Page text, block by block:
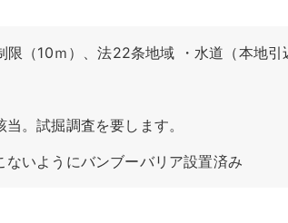
限（10ｍ）、法22条地域 ・水道（本地引
。試掘調査を要します。
ないようにバンブーバリア設置済み